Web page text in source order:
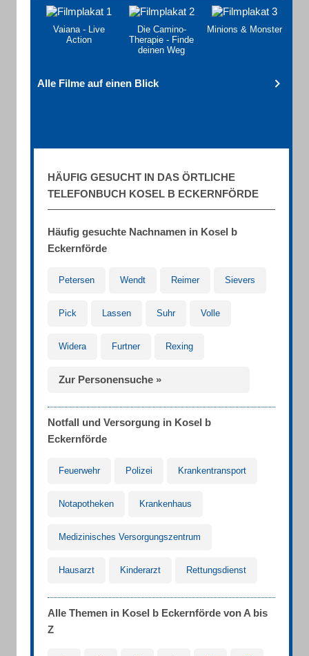
Vaiana - Live
Action
Die Camino-
Therapie - Finde
deinen Weg
Minions & Monster
Alle Filme auf einen Blick
HÄUFIG GESUCHT IN DAS ÖRTLICHE
TELEFONBUCH KOSEL B ECKERNFÖRDE
Häufig gesuchte Nachnamen in Kosel b
Eckernförde
Petersen Wendt Reimer Sievers
Pick Lassen Suhr Volle
Widera Furtner Rexing
Zur Personensuche »
Notfall und Versorgung in Kosel b
Eckernförde
Feuerwehr Polizei Krankentransport
Notapotheken Krankenhaus
Medizinisches Versorgungszentrum
Hausarzt Kinderarzt Rettungsdienst
Alle Themen in Kosel b Eckernförde von A bis
Z